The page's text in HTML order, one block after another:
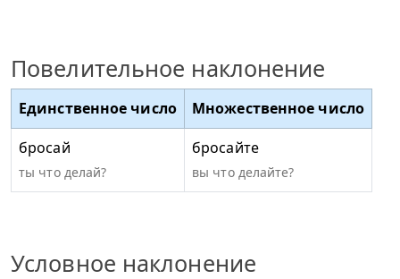
Повелительное наклонение
Единственное число
Множественное число
бросай
ты что делай?
бросайте
вы что делайте?
Условное наклонение